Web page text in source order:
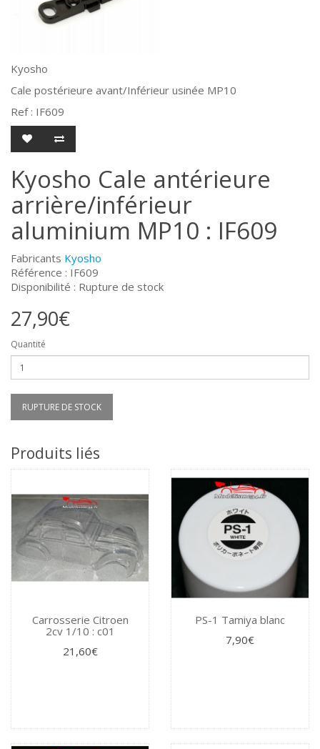
Kyosho
Cale postérieure avant/Inférieur usinée MP10
Ref : IF609
Kyosho Cale antérieure
arrière/inférieur
aluminium MP10 : IF609
Fabricants Kyosho
Référence : IF609
Disponibilité : Rupture de stock
27,90€
Quantité
RUPTURE DE STOCK
Produits liés
Carrosserie Citroen
2cv 1/10 : c01
21,60€
PS-1 Tamiya blanc
7,90€